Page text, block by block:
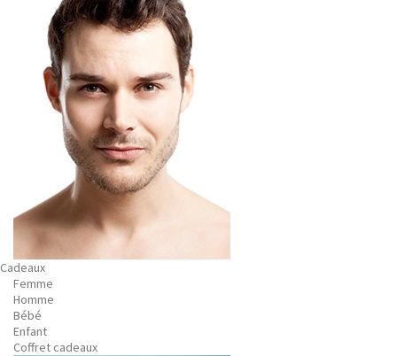
Cadeaux
Femme
Homme
Bébé
Enfant
Coffret cadeaux